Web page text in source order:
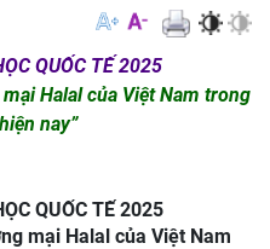
QUỐC TẾ 2025
Halal của Việt Nam trong
nay”
QUỐC TẾ 2025
mại Halal của Việt Nam